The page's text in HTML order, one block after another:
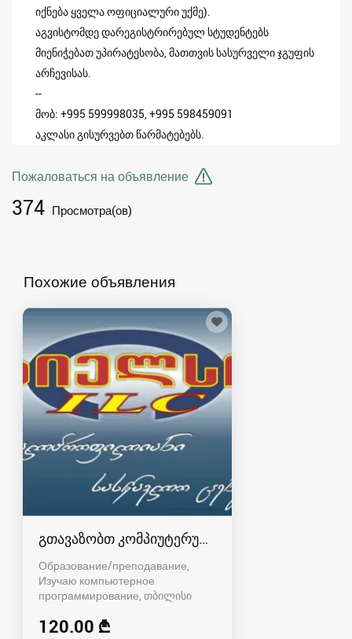
იქნება ყველა ოფიციალური უქმე).
აგვისტომდე დარეგისტრირებულ სტუდენტებს
მიენიჭებათ უპირატესობა, მათთვის სასურველი ჯგუფის
არჩევისას.
--
მობ: +995 599998035, +995 598459091
აკლასი გისურვებთ წარმატებებს.
Пожаловаться на объявление
374 Просмотра(ов)
Похожие объявления
გთავაზობთ კომპიუტერულ პროგრამებს
Образование/преподавание,
Изучаю компьютерное
программирование თბილისი
120.00 ₾